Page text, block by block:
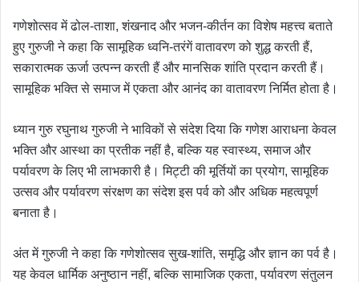
गणेशोत्सव में ढोल-ताशा, शंखनाद और भजन-कीर्तन का विशेष महत्त्व बताते
हुए गुरुजी ने कहा कि सामूहिक ध्वनि-तरंगें वातावरण को शुद्ध करती हैं,
सकारात्मक ऊर्जा उत्पन्न करती हैं और मानसिक शांति प्रदान करती हैं।
सामूहिक भक्ति से समाज में एकता और आनंद का वातावरण निर्मित होता है।
ध्यान गुरु रघुनाथ गुरुजी ने भाविकों से संदेश दिया कि गणेश आराधना केवल
भक्ति और आस्था का प्रतीक नहीं है, बल्कि यह स्वास्थ्य, समाज और
पर्यावरण के लिए भी लाभकारी है। मिट्टी की मूर्तियों का प्रयोग, सामूहिक
उत्सव और पर्यावरण संरक्षण का संदेश इस पर्व को और अधिक महत्वपूर्ण
बनाता है।
अंत में गुरुजी ने कहा कि गणेशोत्सव सुख-शांति, समृद्धि और ज्ञान का पर्व है।
यह केवल धार्मिक अनुष्ठान नहीं, बल्कि सामाजिक एकता, पर्यावरण संतुलन